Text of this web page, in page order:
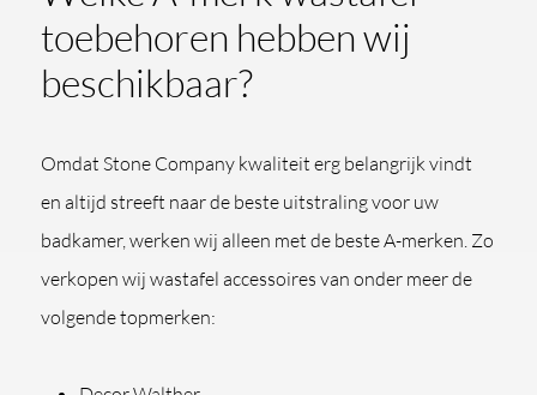
toebehoren hebben wij
beschikbaar?
Omdat Stone Company kwaliteit erg belangrijk vindt
en altijd streeft naar de beste uitstraling voor uw
badkamer, werken wij alleen met de beste A-merken. Zo
verkopen wij wastafel accessoires van onder meer de
volgende topmerken: